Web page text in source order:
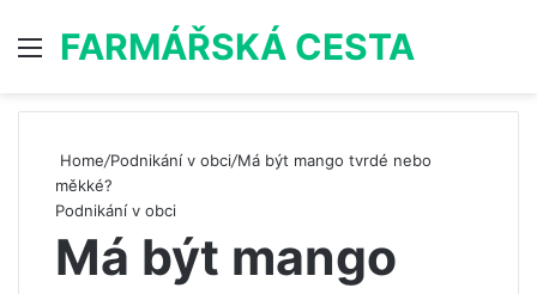
Menu
FARMÁŘSKÁ CESTA
Home/Podnikání v obci/Má být mango tvrdé nebo
měkké?
Podnikání v obci
Má být mango